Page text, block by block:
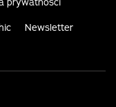
Newsletter